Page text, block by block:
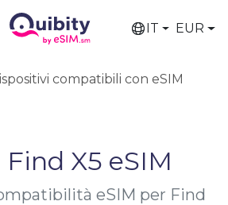
IT EUR
compatibili con eSIM
X5 eSIM
eSIM per Find